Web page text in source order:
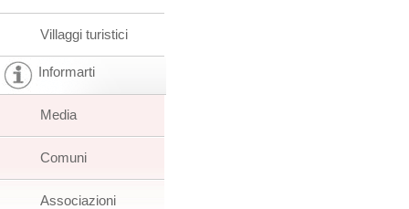
Villaggi turistici
Informarti
Media
Comuni
Associazioni